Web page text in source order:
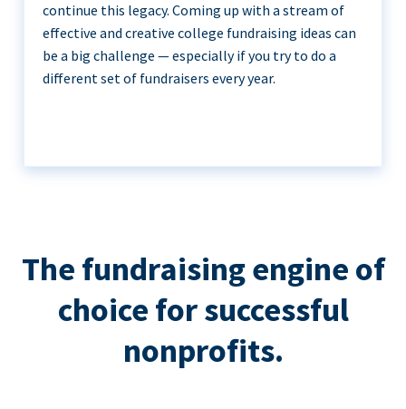
continue this legacy. Coming up with a stream of
effective and creative college fundraising ideas can
be a big challenge — especially if you try to do a
different set of fundraisers every year.
The fundraising engine of
choice for successful
nonprofits.